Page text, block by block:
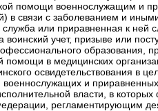
помощи военнослужащим и
в связи с заболеванием и
или приравненная к ней
воинский учет, призыве или
образования,
в медицинских
освидетельствования в
и
власти, в
регламентирующим